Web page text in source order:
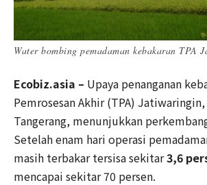
Water bombing pemadaman kebakaran TPA
Ecobiz.asia – Upaya penanganan
Pemrosesan Akhir (TPA)
Tangerang, menunjukkan
Setelah enam hari operasi
masih terbakar tersisa sekitar3,6
mencapai sekitar 70 persen.